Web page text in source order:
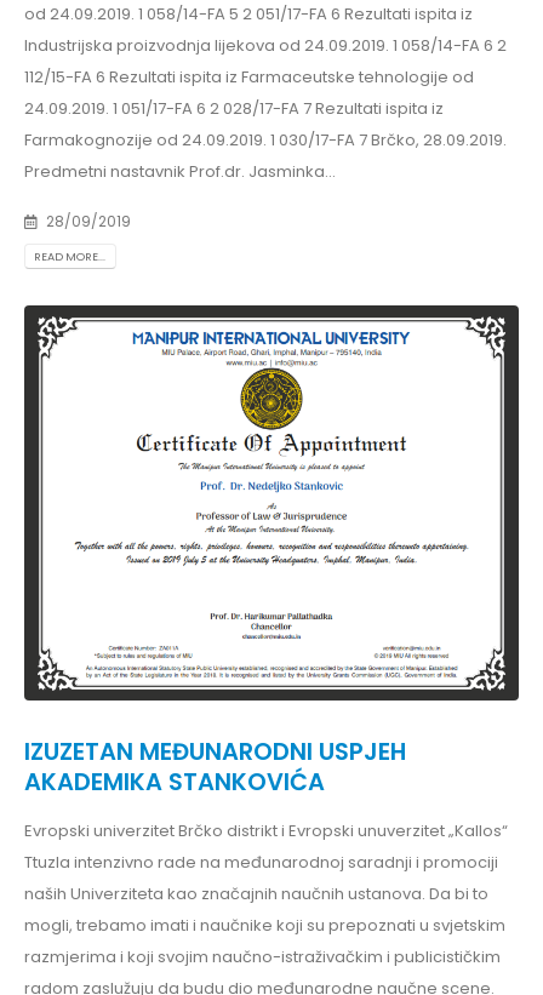
od 24.09.2019. 1 058/14-FA 5 2 051/17-FA 6 Rezultati ispita iz
Industrijska proizvodnja lijekova od 24.09.2019. 1 058/14-FA 6 2
112/15-FA 6 Rezultati ispita iz Farmaceutske tehnologije od
24.09.2019. 1 051/17-FA 6 2 028/17-FA 7 Rezultati ispita iz
Farmakognozije od 24.09.2019. 1 030/17-FA 7 Brčko, 28.09.2019.
Predmetni nastavnik Prof.dr. Jasminka...
28/09/2019
READ MORE...
IZUZETAN MEĐUNARODNI USPJEH
AKADEMIKA STANKOVIĆA
Evropski univerzitet Brčko distrikt i Evropski unuverzitet „Kallos“
Ttuzla intenzivno rade na međunarodnoj saradnji i promociji
naših Univerziteta kao značajnih naučnih ustanova. Da bi to
mogli, trebamo imati i naučnike koji su prepoznati u svjetskim
razmjerima i koji svojim naučno-istraživačkim i publicističkim
radom zaslužuju da budu dio međunarodne naučne scene.